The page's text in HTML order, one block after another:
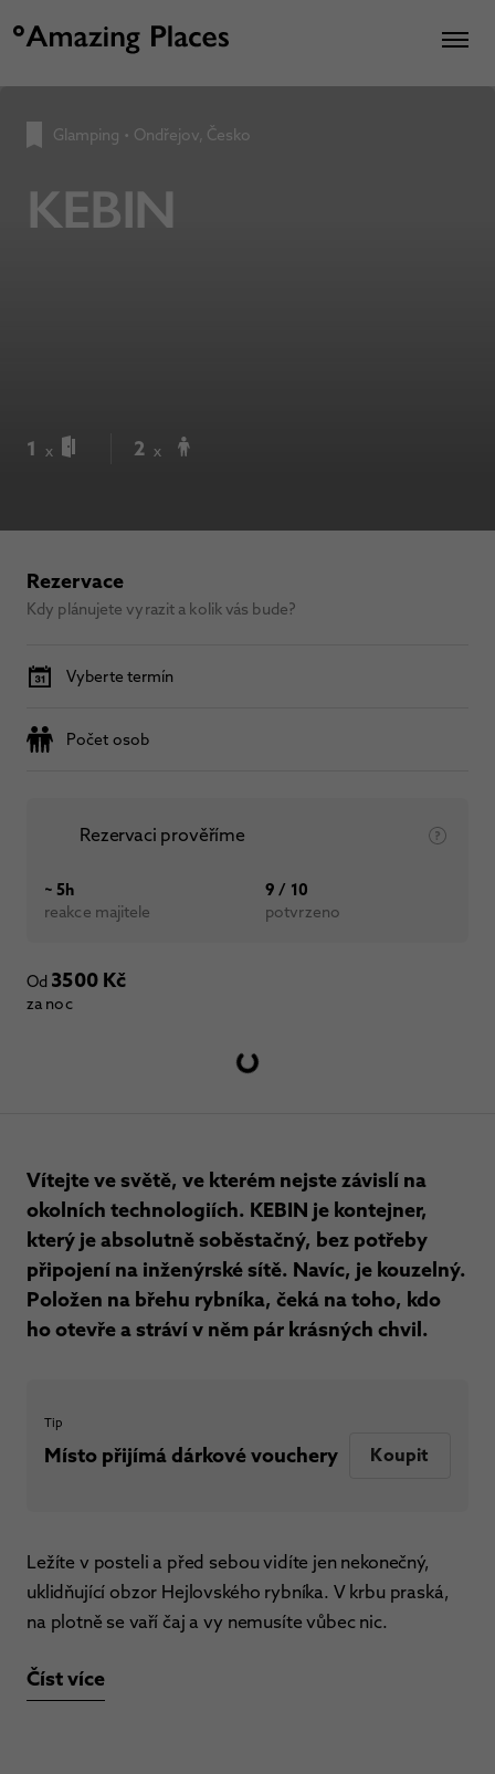
Glamping • Ondřejov, Česko
KEBIN
1 x 2 x
Rezervace
Kdy plánujete vyrazit a kolik vás bude?
Vyberte termín
Počet osob
Rezervaci prověříme
~ 5h
reakce majitele
9 / 10
potvrzeno
Od 3500 Kč
za noc
Vítejte ve světě, ve kterém nejste závislí na
okolních technologiích. KEBIN je kontejner,
který je absolutně soběstačný, bez potřeby
připojení na inženýrské sítě. Navíc, je kouzelný.
Položen na břehu rybníka, čeká na toho, kdo
ho otevře a stráví v něm pár krásných chvil.
Tip
Místo přijímá dárkové vouchery Koupit
Ležíte v posteli a před sebou vidíte jen nekonečný,
uklidňující obzor Hejlovského rybníka. V krbu praská,
na plotně se vaří čaj a vy nemusíte vůbec nic.
Číst více